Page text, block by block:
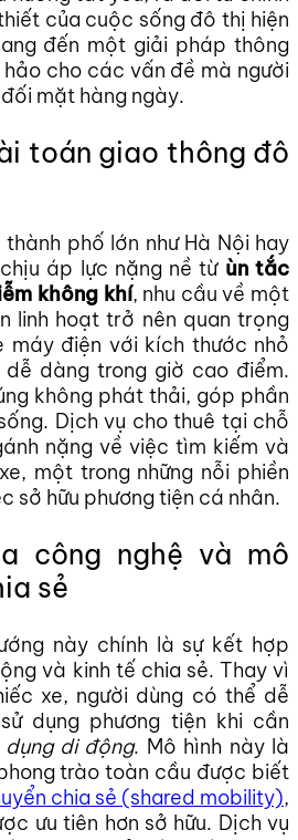
của cuộc sống đô thị hiện
đến một giải pháp thông
cho các vấn đề mà người
mặt hàng ngày.
toán giao thông đô
phố lớn như Hà Nội hay
áp lực nặng nề từ ùn tắc
không khí, nhu cầu về một
linh hoạt trở nên quan trọng
máy điện với kích thước nhỏ
dàng trong giờ cao điểm.
không phát thải, góp phần
Dịch vụ cho thuê tại chỗ
nặng về việc tìm kiếm và
một trong những nỗi phiền
sở hữu phương tiện cá nhân.
công nghệ và mô
sẻ
này chính là sự kết hợp
và kinh tế chia sẻ. Thay vì
xe, người dùng có thể dễ
dụng phương tiện khi cần
dụng di động. Mô hình này là
trào toàn cầu được biết
chia sẻ (shared mobility),
ưu tiên hơn sở hữu. Dịch vụ